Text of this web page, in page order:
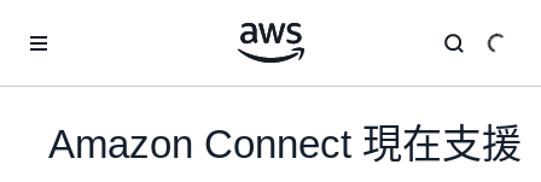
Amazon Connect 現在支援